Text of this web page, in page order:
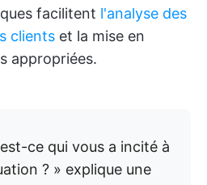
facilitent l'analyse des
clients et la mise en
appropriées.
ce qui vous a incité à
? » explique une